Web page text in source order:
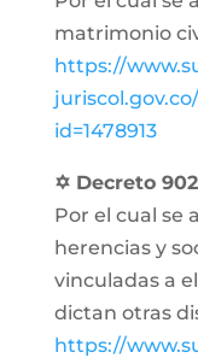
matrimonio
https://
id=1478913
✡ Decreto
Por el cual se
herencias y
vinculadas a
dictan otras
https://